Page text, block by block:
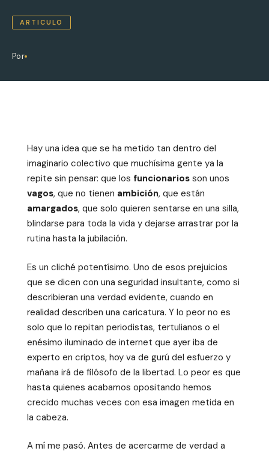
ARTICULO
Por
Hay una idea que se ha metido tan dentro del
imaginario colectivo que muchísima gente ya la
repite sin pensar: que los funcionarios son unos
vagos, que no tienen ambición, que están
amargados, que solo quieren sentarse en una silla,
blindarse para toda la vida y dejarse arrastrar por la
rutina hasta la jubilación.
Es un cliché potentísimo. Uno de esos prejuicios
que se dicen con una seguridad insultante, como si
describieran una verdad evidente, cuando en
realidad describen una caricatura. Y lo peor no es
solo que lo repitan periodistas, tertulianos o el
enésimo iluminado de internet que ayer iba de
experto en criptos, hoy va de gurú del esfuerzo y
mañana irá de filósofo de la libertad. Lo peor es que
hasta quienes acabamos opositando hemos
crecido muchas veces con esa imagen metida en
la cabeza.
A mí me pasó. Antes de acercarme de verdad a